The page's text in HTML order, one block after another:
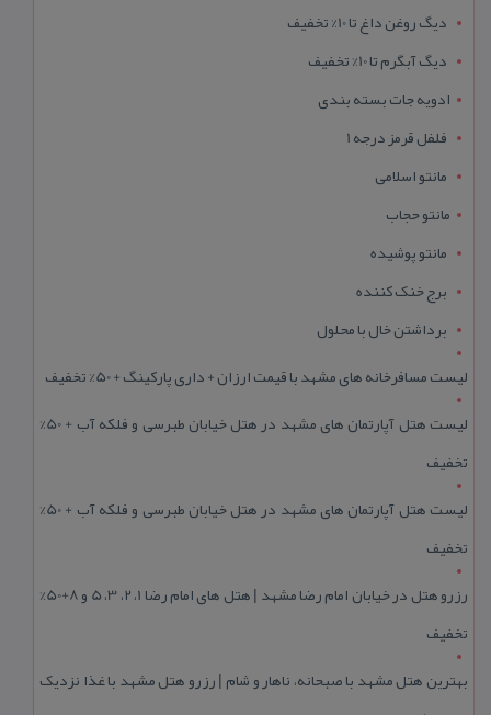
دیگ روغن داغ تا 10% تخفیف
دیگ آبگرم تا 10% تخفیف
ادویه جات بسته بندی
فلفل قرمز درجه 1
مانتو اسلامی
مانتو حجاب
مانتو پوشیده
برج خنک کننده
برداشتن خال با محلول
لیست مسافرخانه های مشهد با قیمت ارزان + داری پارکینگ + 50% تخفیف
لیست هتل آپارتمان های مشهد در هتل خیابان طبرسی و فلکه آب + 50%
تخفیف
لیست هتل آپارتمان های مشهد در هتل خیابان طبرسی و فلکه آب + 50%
تخفیف
رزرو هتل در خیابان امام رضا مشهد | هتل‌ های امام رضا 1، 2، 3، 5 و 8+50%
تخفیف
بهترین هتل مشهد با صبحانه، ناهار و شام | رزرو هتل مشهد با غذا نزدیک